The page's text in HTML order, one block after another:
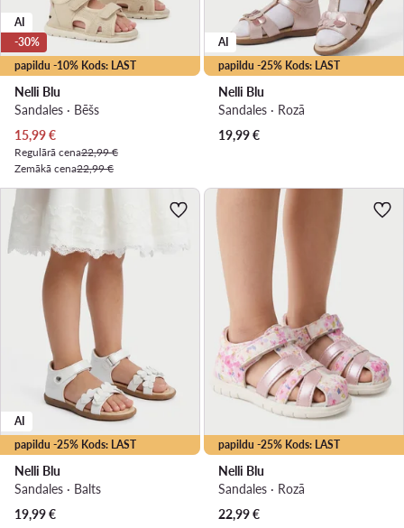
papildu -10% Kods: LAST
AI
-30%
Nelli Blu
Sandales · Bēšs
Pašreizējā cena
15,99€
Regulārā cena22,99 €
Zemākā cena22,99 €
papildu -25% Kods: LAST
AI
Nelli Blu
Sandales · Rozā
19,99€
papildu -25% Kods: LAST
AI
Nelli Blu
Sandales · Balts
19,99€
papildu -25% Kods: LAST
Nelli Blu
Sandales · Rozā
22,99€